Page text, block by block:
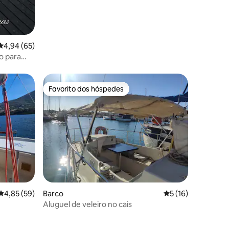
média de 4,94 em 5 estrelas, 65avaliações
4,94 (65)
para
média de 4,85 em 5 estrelas, 59avaliações
4,85 (59)
Favorito dos hóspedes
Favorito dos hóspedes
Barco Classificação
5 (16)
Aluguel de veleiro no cais